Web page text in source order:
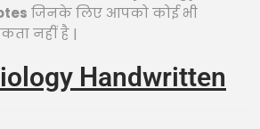
जिनके लिए आपको कोई भी
नहीं है |
Handwritten
Download In Hindi